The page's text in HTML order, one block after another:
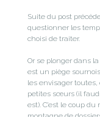
Suite du post
questionner les
choisi de traiter.
Or se plonger dans
est un piège
les envisager toutes,
petites sœurs (il
est). C’est le coup